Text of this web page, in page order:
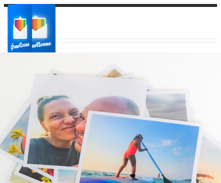
Ваш регион доставки
Выберите из списка: